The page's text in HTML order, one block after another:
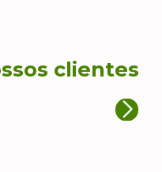
clientes